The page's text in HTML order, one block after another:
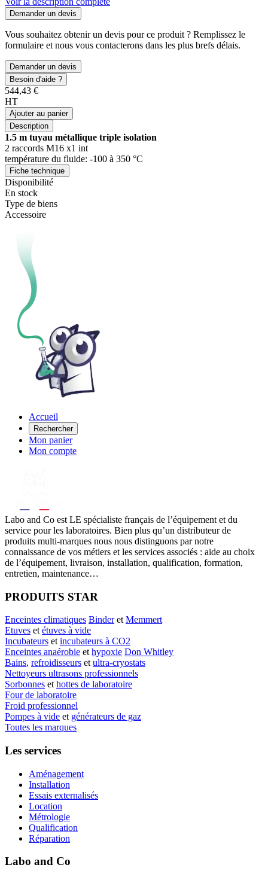
Demander un devis
Vous souhaitez obtenir un devis pour ce produit ? Remplissez le
formulaire et nous vous contacterons dans les plus brefs délais.
Demander un devis
Besoin d'aide ?
544,43 €
HT
Ajouter au panier
Description
1.5 m tuyau métallique triple isolation
2 raccords M16 x1 int
température du fluide: -100 à 350 °C
Fiche technique
Disponibilité
En stock
Type de biens
Accessoire
Accueil
Rechercher
Mon panier
Mon compte
Labo and Co est LE spécialiste français de l’équipement et du
service pour les laboratoires. Bien plus qu’un distributeur de
produits multi-marques nous nous distinguons par notre
connaissance de vos métiers et les services associés : aide au choix
de l’équipement, livraison, installation, qualification, formation,
entretien, maintenance…
PRODUITS STAR
Enceintes climatiques Binderet Memmert
Etuves et étuves à vide
Incubateurs et incubateurs à CO2
Enceintes anaérobie et hypoxie Don Whitley
Bains, refroidisseurs et ultra-cryostats
Nettoyeurs ultrasons professionnels
Sorbonnes et hottes de laboratoire
Four de laboratoire
Froid professionnel
Pompes à vide et générateurs de gaz
Toutes les marques
Les services
Aménagement
Installation
Essais externalisés
Location
Métrologie
Qualification
Réparation
Labo and Co